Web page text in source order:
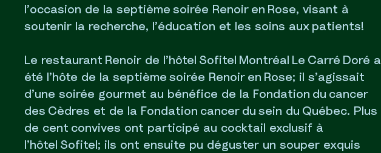
l’occasion de la septième soirée Renoir en Rose, visant à
soutenir la recherche, l’éducation et les soins aux patients!
Le restaurant Renoir de l’hôtel Sofitel Montréal Le Carré Doré a
été l’hôte de la septième soirée Renoir en Rose; il s’agissait
d’une soirée gourmet au bénéfice de la Fondation du cancer
des Cèdres et de la Fondation cancer du sein du Québec. Plus
de cent convives ont participé au cocktail exclusif à
l’hôtel Sofitel; ils ont ensuite pu déguster un souper exquis